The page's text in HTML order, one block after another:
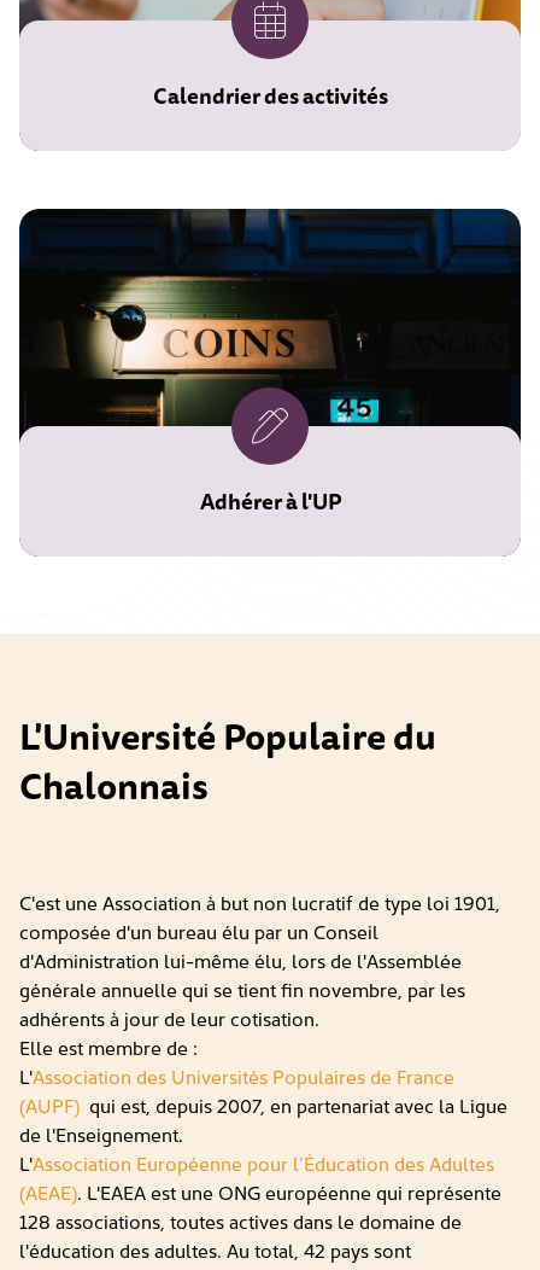
Calendrier des activités
Adhérer à l'UP
L'Université Populaire du
Chalonnais
C'est une Association à but non lucratif de type loi 1901,
composée d'un bureau élu par un Conseil
d'Administration lui-même élu, lors de l'Assemblée
générale annuelle qui se tient fin novembre, par les
adhérents à jour de leur cotisation.
Elle est membre de :
L'Association des Universités Populaires de France
(AUPF) qui est, depuis 2007, en partenariat avec la Ligue
de l'Enseignement.
L'Association Européenne pour l’Éducation des Adultes
(AEAE). L'EAEA est une ONG européenne qui représente
128 associations, toutes actives dans le domaine de
l'éducation des adultes. Au total, 42 pays sont